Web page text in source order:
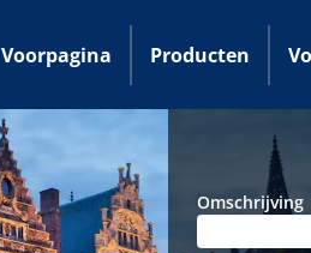
Voorpagina Producten
Omschrijving